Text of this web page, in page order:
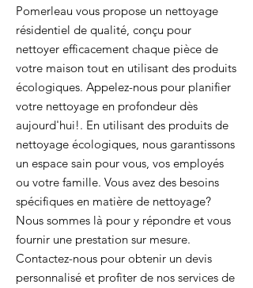
Pomerleau vous propose un nettoyage
résidentiel de qualité, conçu pour
nettoyer efficacement chaque pièce de
votre maison tout en utilisant des produits
écologiques. Appelez-nous pour planifier
votre nettoyage en profondeur dès
aujourd'hui!. En utilisant des produits de
nettoyage écologiques, nous garantissons
un espace sain pour vous, vos employés
ou votre famille. Vous avez des besoins
spécifiques en matière de nettoyage?
Nous sommes là pour y répondre et vous
fournir une prestation sur mesure.
Contactez-nous pour obtenir un devis
personnalisé et profiter de nos services de